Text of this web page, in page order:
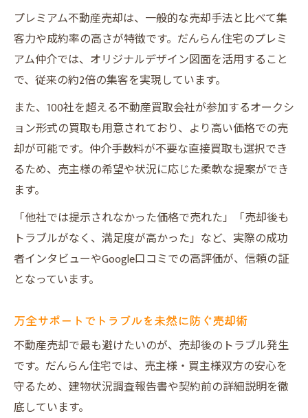
プレミアム不動産売却は、一般的な売却手法と比べて集
客力や成約率の高さが特徴です。だんらん住宅のプレミ
アム仲介では、オリジナルデザイン図面を活用すること
で、従来の約2倍の集客を実現しています。
また、100社を超える不動産買取会社が参加するオークシ
ョン形式の買取も用意されており、より高い価格での売
却が可能です。仲介手数料が不要な直接買取も選択でき
るため、売主様の希望や状況に応じた柔軟な提案ができ
ます。
「他社では提示されなかった価格で売れた」「売却後も
トラブルがなく、満足度が高かった」など、実際の成功
者インタビューやGoogle口コミでの高評価が、信頼の証
となっています。
万全サポートでトラブルを未然に防ぐ売却術
不動産売却で最も避けたいのが、売却後のトラブル発生
です。だんらん住宅では、売主様・買主様双方の安心を
守るため、建物状況調査報告書や契約前の詳細説明を徹
底しています。